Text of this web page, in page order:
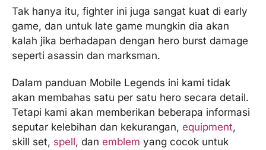
Tak hanya itu, fighter ini juga sangat kuat di early
game, dan untuk late game mungkin dia akan
kalah jika berhadapan dengan hero burst damage
seperti asassin dan marksman.
Dalam panduan Mobile Legends ini kami tidak
akan membahas satu per satu hero secara detail.
Tetapi kami akan memberikan beberapa informasi
seputar kelebihan dan kekurangan, equipment,
skill set, spell, dan emblem yang cocok untuk